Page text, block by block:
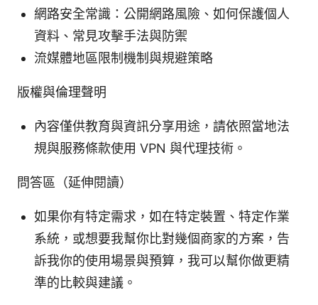
網路安全常識：公開網路風險、如何保護個人
資料、常見攻擊手法與防禦
流媒體地區限制機制與規避策略
版權與倫理聲明
內容僅供教育與資訊分享用途，請依照當地法
規與服務條款使用 VPN 與代理技術。
問答區（延伸閱讀）
如果你有特定需求，如在特定裝置、特定作業
系統，或想要我幫你比對幾個商家的方案，告
訴我你的使用場景與預算，我可以幫你做更精
準的比較與建議。